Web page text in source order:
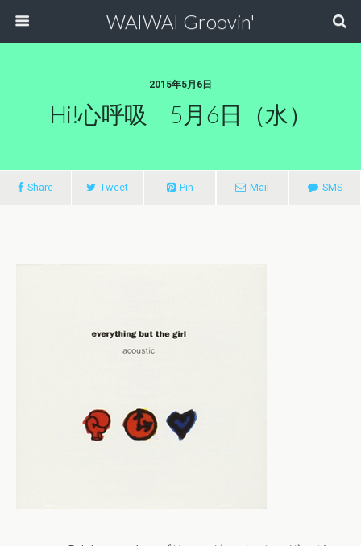
WAIWAI Groovin'
2015年5月6日
Hi!心呼吸 5月6日（水）
Share Tweet Pin Mail SMS